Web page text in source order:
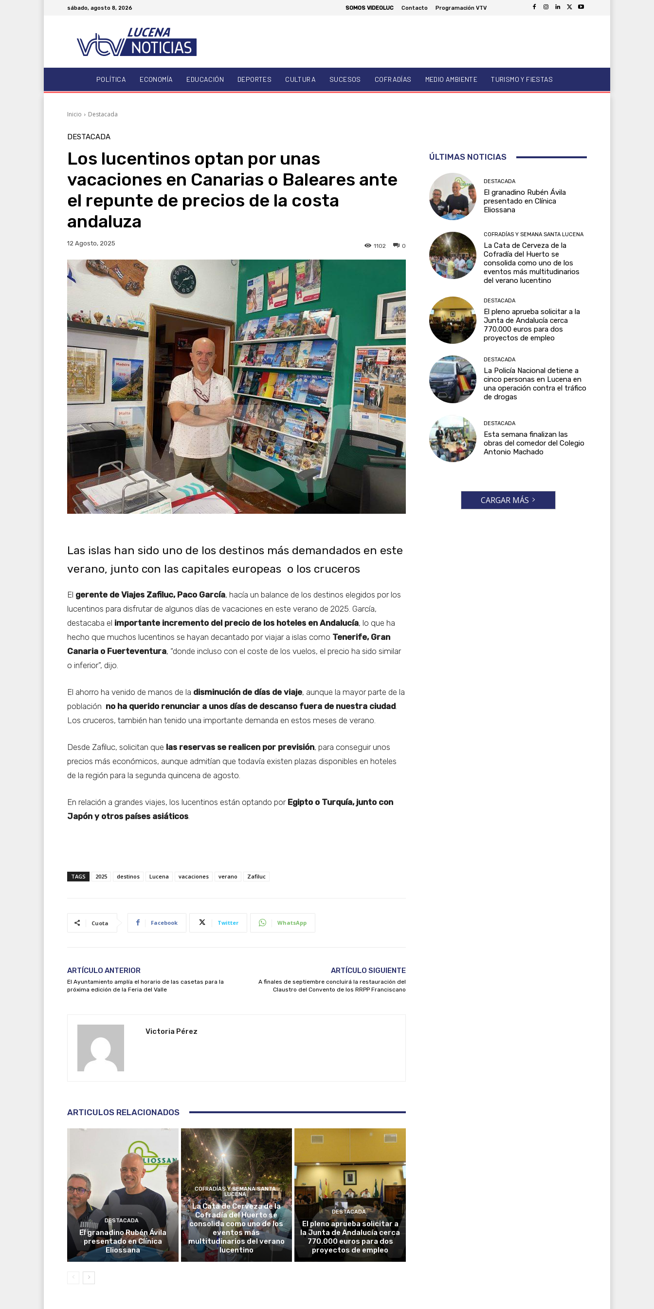
sábado, agosto 8, 2026 SOMOS VIDEOLUC Contacto Programación VTV
POLÍTICA ECONOMÍA EDUCACIÓN DEPORTES CULTURA SUCESOS COFRADÍAS MEDIO AMBIENTE TURISMO Y FIESTAS
Inicio Destacada
DESTACADA
Los lucentinos optan por unas
vacaciones en Canarias o Baleares ante
el repunte de precios de la costa
andaluza
12 Agosto, 2025 0
1102
Las islas han sido uno de los destinos más demandados en este
verano, junto con las capitales europeas o los cruceros
El gerente de Viajes Zafiluc, Paco García, hacía un balance de los destinos elegidos por los
lucentinos para disfrutar de algunos días de vacaciones en este verano de 2025. García,
destacaba el importante incremento del precio de los hoteles en Andalucía, lo que ha
hecho que muchos lucentinos se hayan decantado por viajar a islas como Tenerife, Gran
Canaria o Fuerteventura, “donde incluso con el coste de los vuelos, el precio ha sido similar
o inferior”, dijo.
El ahorro ha venido de manos de la disminución de días de viaje, aunque la mayor parte de la
población no ha querido renunciar a unos días de descanso fuera de nuestra ciudad
Los cruceros, también han tenido una importante demanda en estos meses de verano.
Desde Zafiluc, solicitan que las reservas se realicen por previsión, para conseguir unos
precios más económicos, aunque admitían que todavía existen plazas disponibles en hoteles
de la región para la segunda quincena de agosto.
En relación a grandes viajes, los lucentinos están optando por Egipto o Turquía, junto con
Japón y otros países asiáticos
TAGS 2025 destinos Lucena vacaciones verano Zafiluc
Cuota Facebook Twitter WhatsApp
ARTÍCULO ANTERIOR
El Ayuntamiento amplía el horario de las casetas para la
próxima edición de la Feria del Valle
ARTÍCULO SIGUIENTE
A finales de septiembre concluirá la restauración del
Claustro del Convento de los RRPP Franciscano
Victoria Pérez
ARTICULOS RELACIONADOS
DESTACADA
El granadino Rubén Ávila
presentado en Clínica
Eliossana
COFRADÍAS Y SEMANA SANTA
LUCENA
La Cata de Cerveza de la
Cofradía del Huerto se
consolida como uno de los
eventos más
multitudinarios del verano
lucentino
DESTACADA
El pleno aprueba solicitar a
la Junta de Andalucía cerca
770.000 euros para dos
proyectos de empleo
ÚLTIMAS NOTICIAS
DESTACADA
El granadino Rubén Ávila
presentado en Clínica
Eliossana
COFRADÍAS Y SEMANA SANTA LUCENA
La Cata de Cerveza de la
Cofradía del Huerto se
consolida como uno de los
eventos más multitudinarios
del verano lucentino
DESTACADA
El pleno aprueba solicitar a la
Junta de Andalucía cerca
770.000 euros para dos
proyectos de empleo
DESTACADA
La Policía Nacional detiene a
cinco personas en Lucena en
una operación contra el tráfico
de drogas
DESTACADA
Esta semana finalizan las
obras del comedor del Colegio
Antonio Machado
CARGAR MÁS